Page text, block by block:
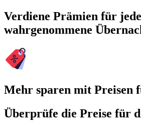
Verdiene Prämien für jede
wahrgenommene
Mehr sparen mit Preisen
Überprüfe die Preise für